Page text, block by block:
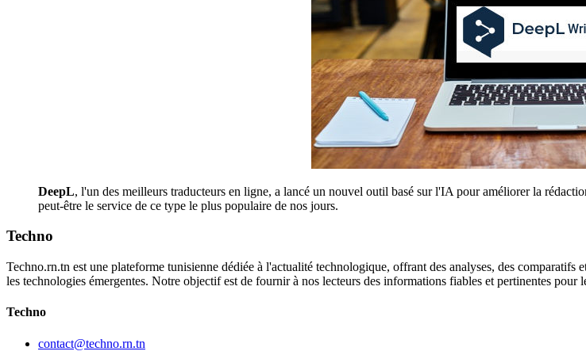
DeepL, l'un des meilleurs traducteurs en ligne, a lancé un nouvel outil basé sur l'IA pour améliorer la
peut-être le service de ce type le plus populaire de nos jours.
Techno
Techno.rn.tn est une plateforme tunisienne dédiée à l'actualité technologique, offrant des analyses, des
les technologies émergentes. Notre objectif est de fournir à nos lecteurs des informations fiables et pertinentes
Techno
contact@techno.rn.tn